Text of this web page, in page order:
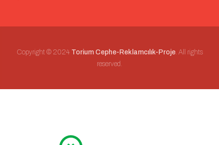
Copyright © 2024 Torium Cephe-Reklamcılık-Proje. All rights
reserved.